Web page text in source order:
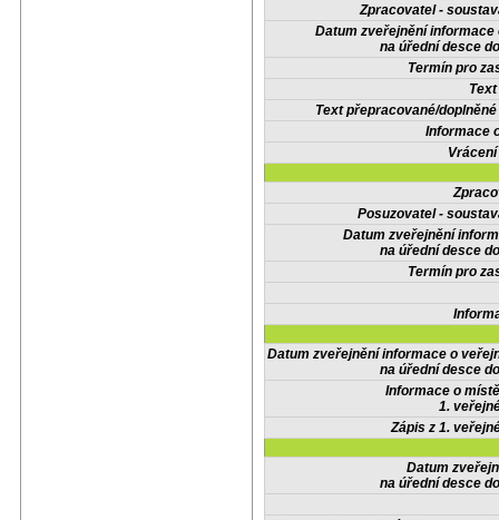
Zpracovatel -
Datum zveřejnění informace
na úřední desce
Termín pro
Text přepracované/
Informace
Posuzovatel -
Datum zveřejnění
na úřední desce
Termín pro
Datum zveřejnění informace o
na úřední desce
Informace o
1.
Zápis z 1.
Datum
na úřední desce